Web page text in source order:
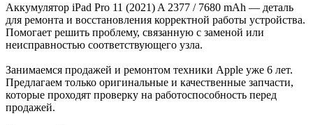
Аккумулятор iPad Pro 11 (2021) A 2377 / 7680 mAh — деталь
для ремонта и восстановления корректной работы устройства.
Помогает решить проблему, связанную с заменой или
неисправностью соответствующего узла.
Занимаемся продажей и ремонтом техники Apple уже 6 лет.
Предлагаем только оригинальные и качественные запчасти,
которые проходят проверку на работоспособность перед
продажей.